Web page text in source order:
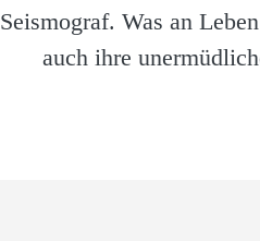
Seismograf. Was an
auch ihre